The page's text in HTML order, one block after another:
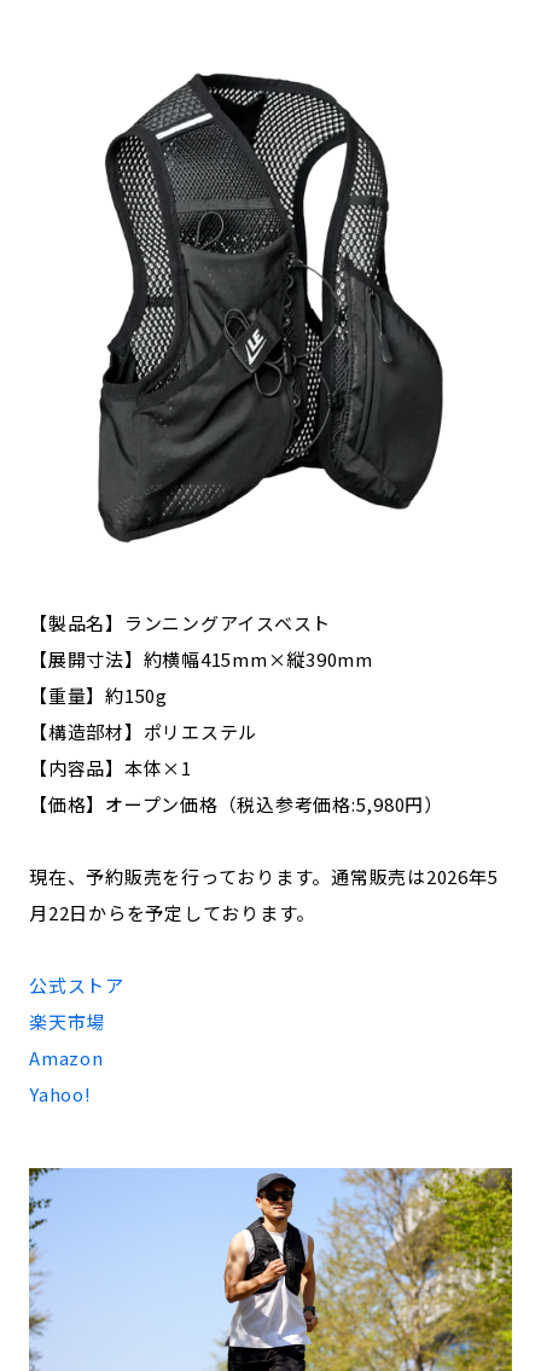
【製品名】ランニングアイスベスト
【展開寸法】約横幅415mm×縦390mm
【重量】約150g
【構造部材】ポリエステル
【内容品】本体×1
【価格】オープン価格（税込参考価格:5,980円）
現在、予約販売を行っております。通常販売は2026年5
月22日からを予定しております。
公式ストア
楽天市場
Amazon
Yahoo!